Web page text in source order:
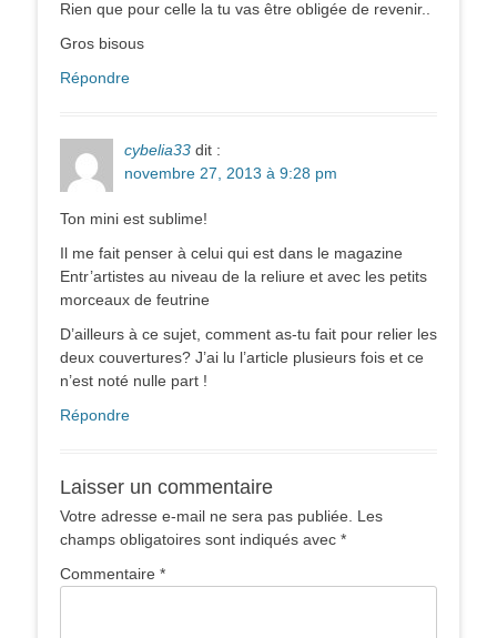
Rien que pour celle la tu vas être obligée de revenir..
Gros bisous
Répondre
cybelia33 dit :
novembre 27, 2013 à 9:28 pm
Ton mini est sublime!
Il me fait penser à celui qui est dans le magazine
Entr’artistes au niveau de la reliure et avec les petits
morceaux de feutrine
D’ailleurs à ce sujet, comment as-tu fait pour relier les
deux couvertures? J’ai lu l’article plusieurs fois et ce
n’est noté nulle part !
Répondre
Laisser un commentaire
Votre adresse e-mail ne sera pas publiée. Les
champs obligatoires sont indiqués avec *
Commentaire *